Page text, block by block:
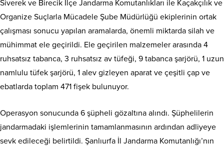
Siverek ve Birecik İlçe Jandarma Komutanlıkları ile Kaçakçılık ve
Organize Suçlarla Mücadele Şube Müdürlüğü ekiplerinin ortak
çalışması sonucu yapılan aramalarda, önemli miktarda silah ve
mühimmat ele geçirildi. Ele geçirilen malzemeler arasında 4
ruhsatsız tabanca, 3 ruhsatsız av tüfeği, 9 tabanca şarjörü, 1 uzun
namlulu tüfek şarjörü, 1 alev gizleyen aparat ve çeşitli çap ve
ebatlarda toplam 471 fişek bulunuyor.
Operasyon sonucunda 6 şüpheli gözaltına alındı. Şüphelilerin
jandarmadaki işlemlerinin tamamlanmasının ardından adliyeye
sevk edileceği belirtildi. Şanlıurfa İl Jandarma Komutanlığı’nın